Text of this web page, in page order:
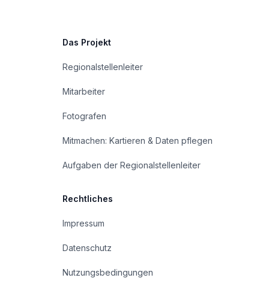
Das Projekt
Regionalstellenleiter
Mitarbeiter
Fotografen
Mitmachen: Kartieren & Daten pflegen
Aufgaben der Regionalstellenleiter
Rechtliches
Impressum
Datenschutz
Nutzungsbedingungen